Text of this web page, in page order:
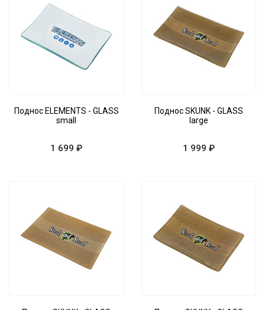
Поднос ELEMENTS - GLASS
small
1 699 ₽
Поднос SKUNK - GLASS
large
1 999 ₽